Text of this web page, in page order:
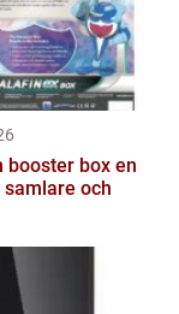
box en
och